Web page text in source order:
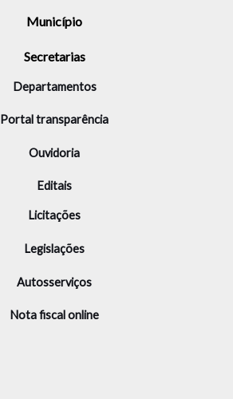
Município
Secretarias
Departamentos
Portal transparência
Ouvidoria
Editais
Licitações
Legislações
Autosserviços
Nota fiscal online